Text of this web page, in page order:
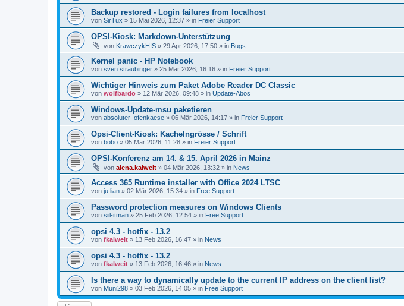
Backup restored - Login failures from localhost
von SirTux » 15 Mai 2026, 12:37 » in Freier Support
OPSI-Kiosk: Markdown-Unterstützung
von KrawczykHIS » 29 Apr 2026, 17:50 » in Bugs
Kernel panic - HP Notebook
von sven.straubinger » 25 Mär 2026, 16:16 » in Freier Support
Wichtiger Hinweis zum Paket Adobe Reader DC Classic
von wolfbardo » 12 Mär 2026, 09:48 » in Update-Abos
Windows-Update-msu paketieren
von absoluter_ofenkaese » 06 Mär 2026, 14:17 » in Freier Support
Opsi-Client-Kiosk: Kachelngrösse / Schrift
von bobo » 05 Mär 2026, 11:28 » in Freier Support
OPSI-Konferenz am 14. & 15. April 2026 in Mainz
von alena.kalweit » 04 Mär 2026, 13:32 » in News
Access 365 Runtime installer with Office 2024 LTSC
von ju.lian » 02 Mär 2026, 15:34 » in Free Support
Password protection measures on Windows Clients
von siil-itman » 25 Feb 2026, 12:54 » in Free Support
opsi 4.3 - hotfix - 13.2
von fkalweit » 13 Feb 2026, 16:47 » in News
opsi 4.3 - hotfix - 13.2
von fkalweit » 13 Feb 2026, 16:46 » in News
Is there a way to dynamically update to the current IP address on the client list?
von Muni298 » 03 Feb 2026, 14:05 » in Free Support